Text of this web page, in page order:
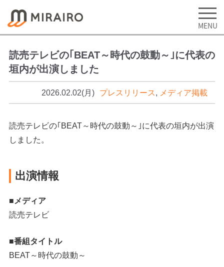
読売テレビの｢BEAT～時代の鼓動～｣に代表の
垣内が出演しました
2026.02.02(月) プレスリリース, メディア掲載
読売テレビの｢BEAT～時代の鼓動～｣に代表の垣内が出演
しました。
出演情報
■メディア
読売テレビ
■番組タイトル
BEAT～時代の鼓動～